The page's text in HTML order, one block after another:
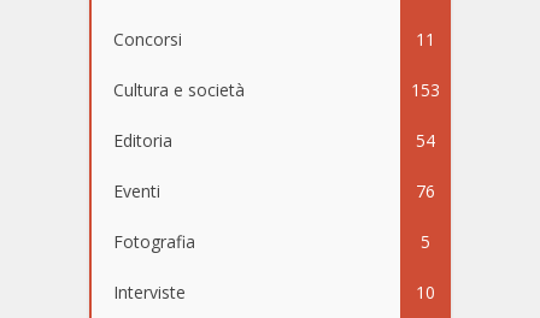
Concorsi 11
Cultura e società 153
Editoria 54
Eventi 76
Fotografia 5
Interviste 10